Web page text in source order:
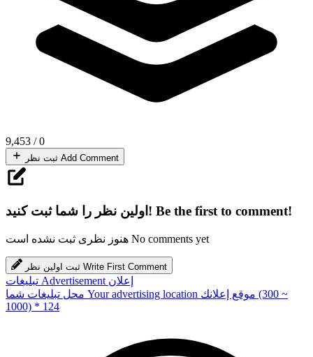
9,453 / 0
ثبت نظر Add Comment
اولین نظر را شما ثبت کنید! Be the first to comment!
هنوز نظری ثبت نشده است No comments yet
ثبت اولین نظر Write First Comment
تبلیغات Advertisement إعلان
محل تبلیغات شما Your advertising location موقع إعلانك (300 ~
1000) * 124